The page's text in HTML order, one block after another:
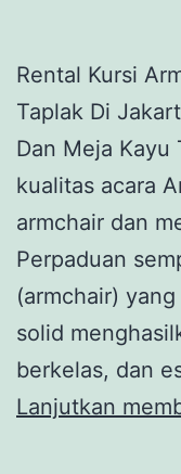
Rental Kursi
Taplak Di
Dan Meja Kayu
kualitas acara
armchair dan
Perpaduan
(armchair)
solid
berkelas, dan
Lanjutkan